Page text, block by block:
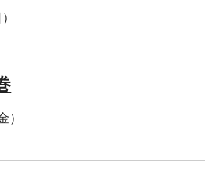
）